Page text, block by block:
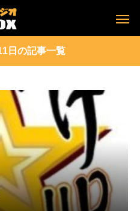
日の記事一覧